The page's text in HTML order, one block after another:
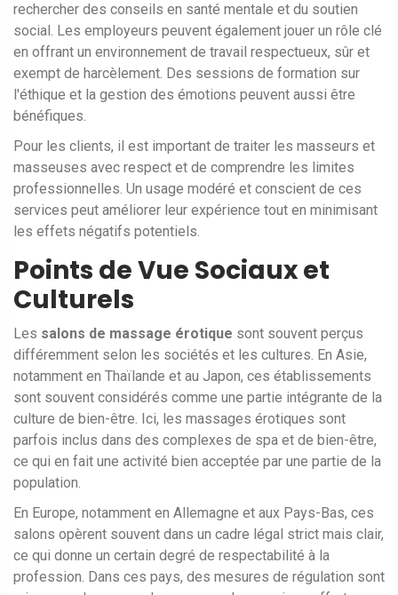
rechercher des conseils en santé mentale et du soutien
social. Les employeurs peuvent également jouer un rôle clé
en offrant un environnement de travail respectueux, sûr et
exempt de harcèlement. Des sessions de formation sur
l'éthique et la gestion des émotions peuvent aussi être
bénéfiques.
Pour les clients, il est important de traiter les masseurs et
masseuses avec respect et de comprendre les limites
professionnelles. Un usage modéré et conscient de ces
services peut améliorer leur expérience tout en minimisant
les effets négatifs potentiels.
Points de Vue Sociaux et
Culturels
Les salons de massage érotique sont souvent perçus
différemment selon les sociétés et les cultures. En Asie,
notamment en Thaïlande et au Japon, ces établissements
sont souvent considérés comme une partie intégrante de la
culture de bien-être. Ici, les massages érotiques sont
parfois inclus dans des complexes de spa et de bien-être,
ce qui en fait une activité bien acceptée par une partie de la
population.
En Europe, notamment en Allemagne et aux Pays-Bas, ces
salons opèrent souvent dans un cadre légal strict mais clair,
ce qui donne un certain degré de respectabilité à la
profession. Dans ces pays, des mesures de régulation sont